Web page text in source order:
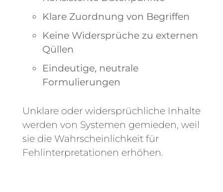
Klare Zuordnung von Begriffen
Keine Widersprüche zu externen
Qüllen
Eindeutige, neutrale
Formulierungen
Unklare oder widersprüchliche Inhalte
werden von Systemen gemieden, weil
sie die Wahrscheinlichkeit für
Fehlinterpretationen erhöhen.